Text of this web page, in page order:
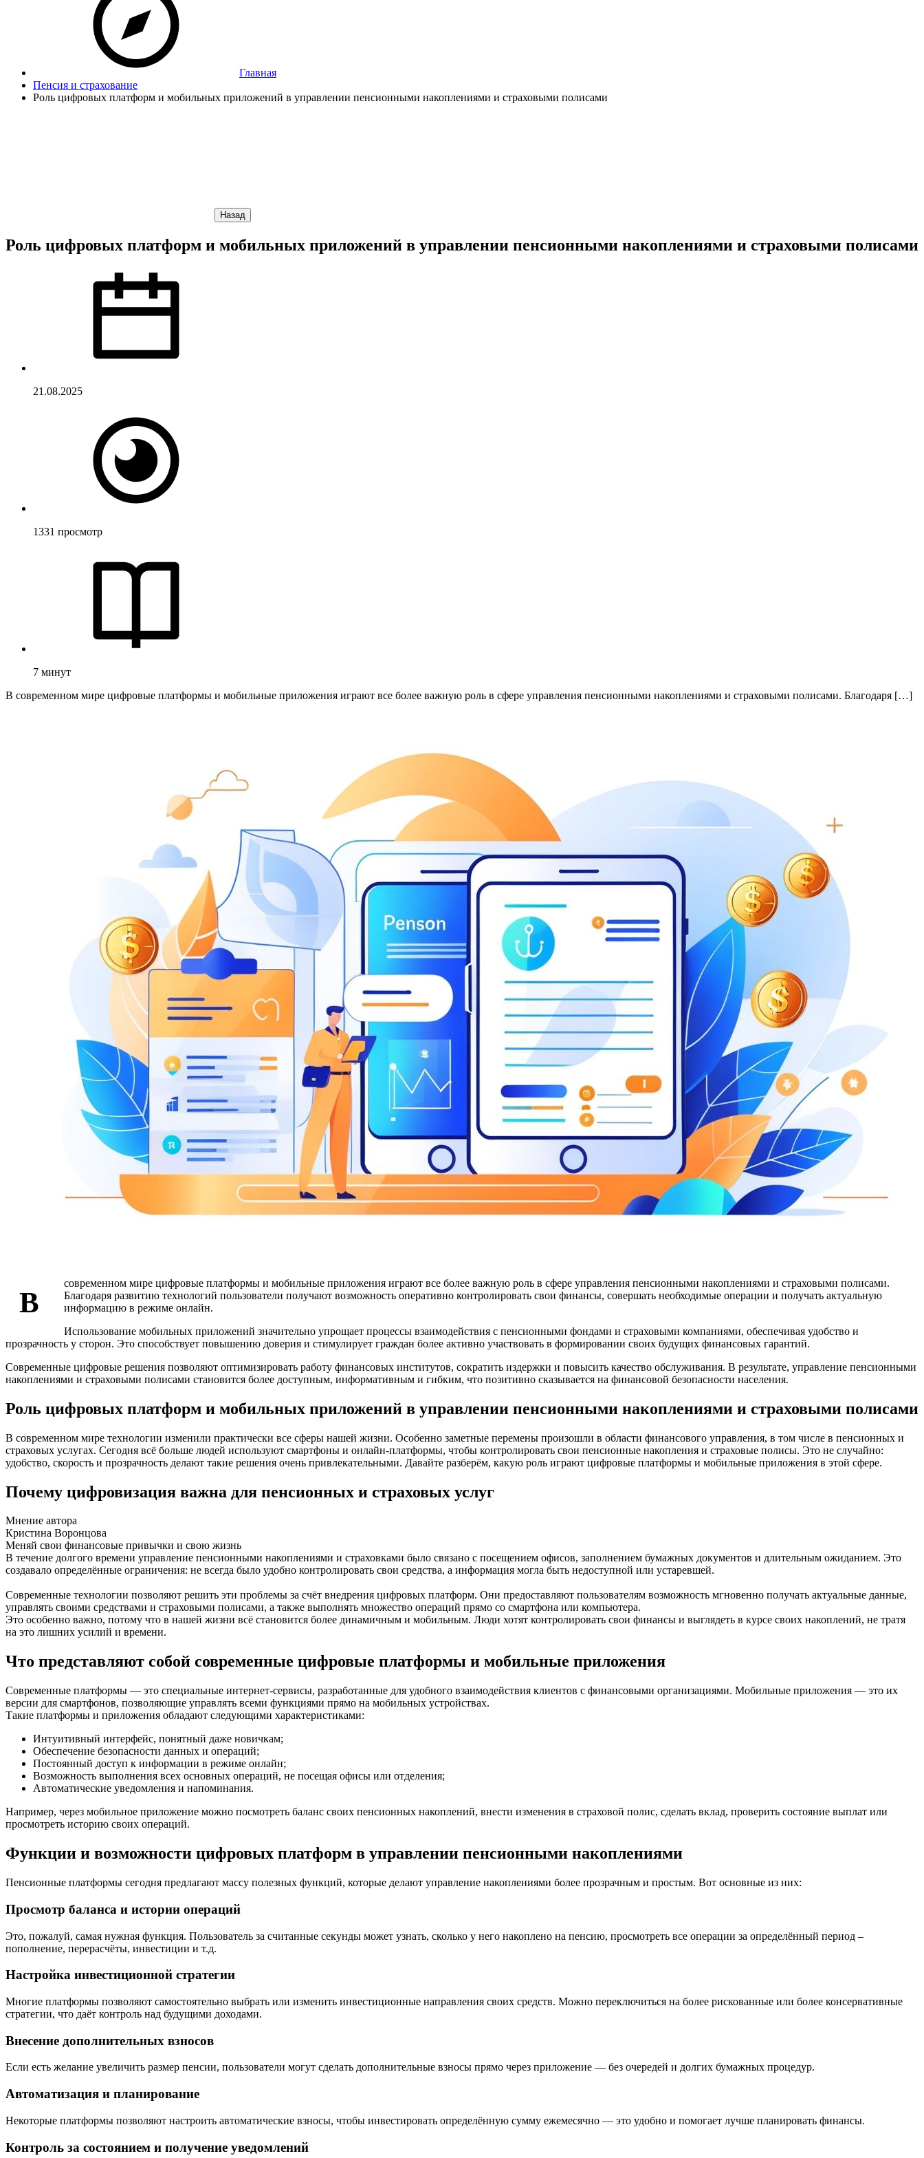
Главная
Пенсия и страхование
Роль цифровых платформ и мобильных приложений в управлении пенсионными накоплениями и страховыми полисами
Назад
Роль цифровых платформ и мобильных приложений в управлении пенсионными накоплениями и страховыми полисами
21.08.2025
1331 просмотр
7 минут
В современном мире цифровые платформы и мобильные приложения играют все более важную роль в сфере управления пенсионными накоплениями и страховыми полисами. Благодаря […]
В
современном мире цифровые платформы и мобильные приложения играют все более важную роль в сфере управления пенсионными накоплениями и страховыми полисами.
Благодаря развитию технологий пользователи получают возможность оперативно контролировать свои финансы, совершать необходимые операции и получать актуальную
информацию в режиме онлайн.
Использование мобильных приложений значительно упрощает процессы взаимодействия с пенсионными фондами и страховыми компаниями, обеспечивая удобство и
прозрачность у сторон. Это способствует повышению доверия и стимулирует граждан более активно участвовать в формировании своих будущих финансовых гарантий.
Современные цифровые решения позволяют оптимизировать работу финансовых институтов, сократить издержки и повысить качество обслуживания. В результате, управление пенсионными
накоплениями и страховыми полисами становится более доступным, информативным и гибким, что позитивно сказывается на финансовой безопасности населения.
Роль цифровых платформ и мобильных приложений в управлении пенсионными накоплениями и страховыми полисами
В современном мире технологии изменили практически все сферы нашей жизни. Особенно заметные перемены произошли в области финансового управления, в том числе в пенсионных и
страховых услугах. Сегодня всё больше людей используют смартфоны и онлайн-платформы, чтобы контролировать свои пенсионные накопления и страховые полисы. Это не случайно:
удобство, скорость и прозрачность делают такие решения очень привлекательными. Давайте разберём, какую роль играют цифровые платформы и мобильные приложения в этой сфере.
Почему цифровизация важна для пенсионных и страховых услуг
Мнение автора
Кристина Воронцова
Меняй свои финансовые привычки и свою жизнь
В течение долгого времени управление пенсионными накоплениями и страховками было связано с посещением офисов, заполнением бумажных документов и длительным ожиданием. Это
создавало определённые ограничения: не всегда было удобно контролировать свои средства, а информация могла быть недоступной или устаревшей.
Современные технологии позволяют решить эти проблемы за счёт внедрения цифровых платформ. Они предоставляют пользователям возможность мгновенно получать актуальные данные,
управлять своими средствами и страховыми полисами, а также выполнять множество операций прямо со смартфона или компьютера.
Это особенно важно, потому что в нашей жизни всё становится более динамичным и мобильным. Люди хотят контролировать свои финансы и выглядеть в курсе своих накоплений, не тратя
на это лишних усилий и времени.
Что представляют собой современные цифровые платформы и мобильные приложения
Современные платформы — это специальные интернет-сервисы, разработанные для удобного взаимодействия клиентов с финансовыми организациями. Мобильные приложения — это их
версии для смартфонов, позволяющие управлять всеми функциями прямо на мобильных устройствах.
Такие платформы и приложения обладают следующими характеристиками:
Интуитивный интерфейс, понятный даже новичкам;
Обеспечение безопасности данных и операций;
Постоянный доступ к информации в режиме онлайн;
Возможность выполнения всех основных операций, не посещая офисы или отделения;
Автоматические уведомления и напоминания.
Например, через мобильное приложение можно посмотреть баланс своих пенсионных накоплений, внести изменения в страховой полис, сделать вклад, проверить состояние выплат или
просмотреть историю своих операций.
Функции и возможности цифровых платформ в управлении пенсионными накоплениями
Пенсионные платформы сегодня предлагают массу полезных функций, которые делают управление накоплениями более прозрачным и простым. Вот основные из них:
Просмотр баланса и истории операций
Это, пожалуй, самая нужная функция. Пользователь за считанные секунды может узнать, сколько у него накоплено на пенсию, просмотреть все операции за определённый период –
пополнение, перерасчёты, инвестиции и т.д.
Настройка инвестиционной стратегии
Многие платформы позволяют самостоятельно выбрать или изменить инвестиционные направления своих средств. Можно переключиться на более рискованные или более консервативные
стратегии, что даёт контроль над будущими доходами.
Внесение дополнительных взносов
Если есть желание увеличить размер пенсии, пользователи могут сделать дополнительные взносы прямо через приложение — без очередей и долгих бумажных процедур.
Автоматизация и планирование
Некоторые платформы позволяют настроить автоматические взносы, чтобы инвестировать определённую сумму ежемесячно — это удобно и помогает лучше планировать финансы.
Контроль за состоянием и получение уведомлений